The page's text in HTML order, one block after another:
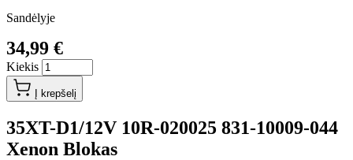
Sandėlyje
34,99 €
Kiekis
Į krepšelį
35XT-D1/12V 10R-020025 831-10009-044
Xenon Blokas